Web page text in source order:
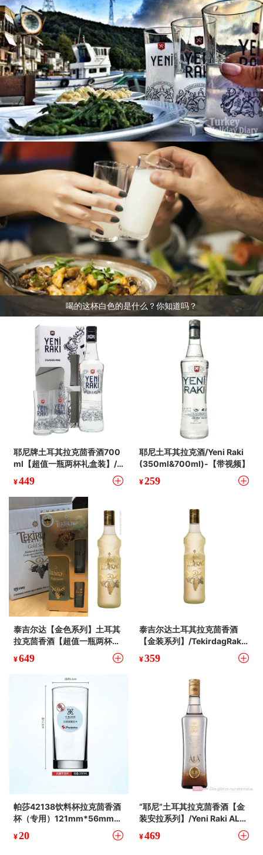
喝的这杯白色的是什么？你知道吗？
耶尼牌土耳其拉克茴香酒700
ml【超值一瓶两杯礼盒装】/Y
eni Raki Classic Gift Box
¥449
耶尼土耳其拉克酒/Yeni Raki
(350ml&700ml)-【带视频】
¥259
泰吉尔达【金色系列】土耳其
拉克茴香酒【超值一瓶两杯礼
盒装】/Tekirdag Raki [gold
Serial] Gift Box
¥649
泰吉尔达土耳其拉克茴香酒
【金装系列】/TekirdagRaki
[gold Serial] (350ml&amp;
700ml)
¥359
帕莎42138饮料杯拉克茴香酒
杯（专用）121mm*56mm-2
20cc
¥20
“耶尼”土耳其拉克茴香酒【金
装安拉系列】/Yeni Raki ALA
(350ml&amp;700ml)
¥469